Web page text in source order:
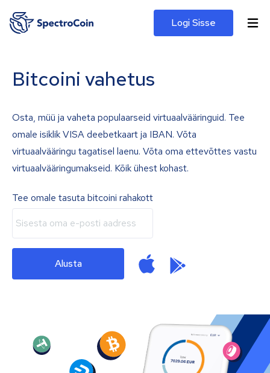
Logi Sisse
Bitcoini vahetus
Osta, müü ja vaheta populaarseid virtuaalvääringuid. Tee
omale isiklik VISA deebetkaart ja IBAN. Võta
virtuaalvääringu tagatisel laenu. Võta oma ettevõttes vastu
virtuaalvääringumakseid. Kõik ühest kohast.
Tee omale tasuta bitcoini rahakott
Alusta